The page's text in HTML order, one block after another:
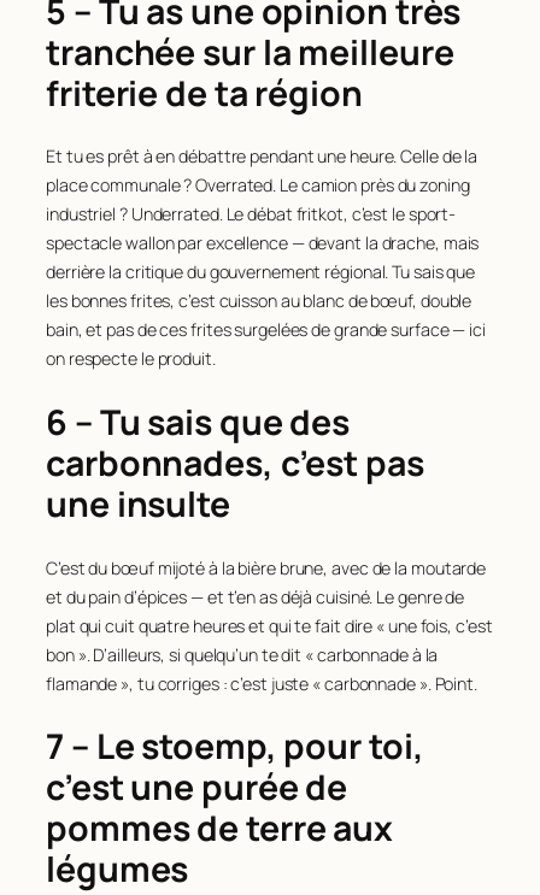
5 – Tu as une opinion très
tranchée sur la meilleure
friterie de ta région
Et tu es prêt à en débattre pendant une heure. Celle de la
place communale ? Overrated. Le camion près du zoning
industriel ? Underrated. Le débat fritkot, c’est le sport-
spectacle wallon par excellence — devant la drache, mais
derrière la critique du gouvernement régional. Tu sais que
les bonnes frites, c’est cuisson au blanc de bœuf, double
bain, et pas de ces frites surgelées de grande surface — ici
on respecte le produit.
6 – Tu sais que des
carbonnades, c’est pas
une insulte
C’est du bœuf mijoté à la bière brune, avec de la moutarde
et du pain d’épices — et t’en as déjà cuisiné. Le genre de
plat qui cuit quatre heures et qui te fait dire « une fois, c’est
bon ». D’ailleurs, si quelqu’un te dit « carbonnade à la
flamande », tu corriges : c’est juste « carbonnade ». Point.
7 – Le stoemp, pour toi,
c’est une purée de
pommes de terre aux
légumes